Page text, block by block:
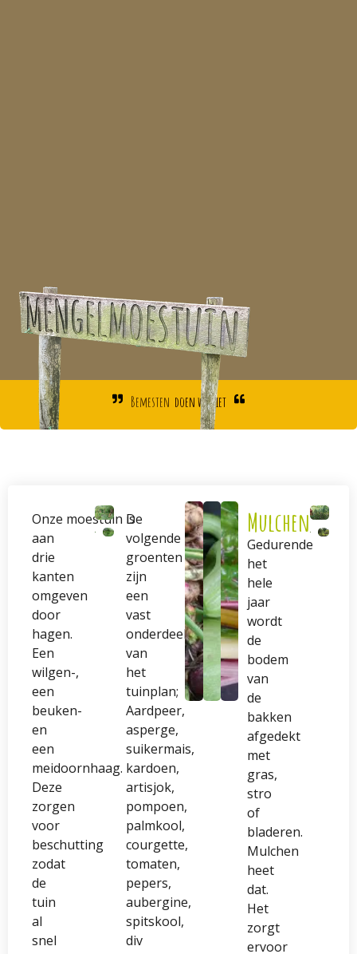
Bemesten doen we niet
Onze moestuin is
aan
drie
kanten
omgeven
door
hagen.
Een
wilgen-,
een
beuken-
en
een
meidoornhaag.
Deze
zorgen
voor
beschutting
zodat
de
tuin
al
snel
De
volgende
groenten
zijn
een
vast
onderdeel
van
het
tuinplan;
Aardpeer,
asperge,
suikermais,
kardoen,
artisjok,
pompoen,
palmkool,
courgette,
tomaten,
pepers,
aubergine,
spitskool,
div
Mulchen
Gedurende
het
hele
jaar
wordt
de
bodem
van
de
bakken
afgedekt
met
gras,
stro
of
bladeren.
Mulchen
heet
dat.
Het
zorgt
ervoor